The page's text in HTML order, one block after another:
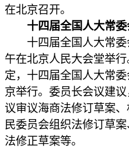
在北京召开。
十四届全国人大常委
十四届全国人大常委
午在北京人民大会堂举
定，十四届全国人大常
京举行。委员长会议建
议审议海商法修订草案
民委员会组织法修订草
法修正草案等。